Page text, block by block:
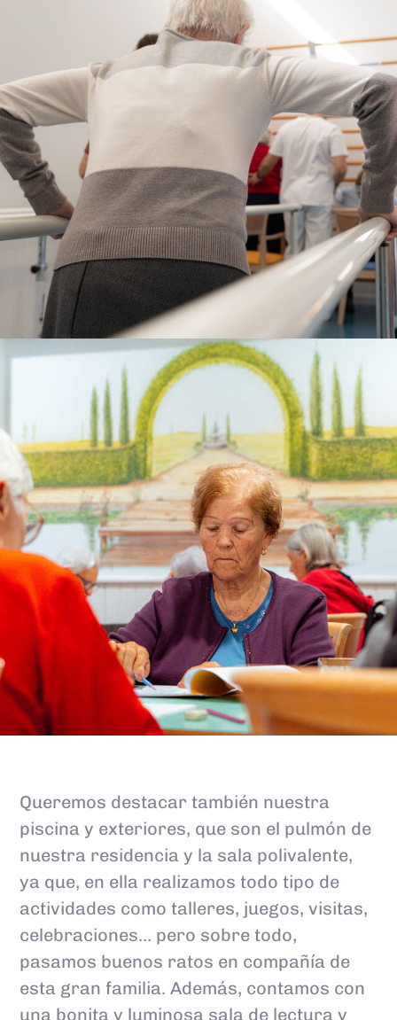
Queremos destacar también nuestra
piscina y exteriores, que son el pulmón de
nuestra residencia y la sala polivalente,
ya que, en ella realizamos todo tipo de
actividades como talleres, juegos, visitas,
celebraciones… pero sobre todo,
pasamos buenos ratos en compañía de
esta gran familia. Además, contamos con
una bonita y luminosa sala de lectura y